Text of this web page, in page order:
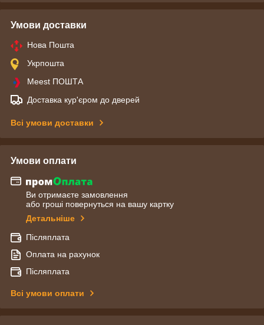
Умови доставки
Нова Пошта
Укрпошта
Meest ПОШТА
Доставка кур'єром до дверей
Всі умови доставки
Умови оплати
Ви отримаєте замовлення
або гроші повернуться на вашу картку
Детальніше
Післяплата
Оплата на рахунок
Післяплата
Всі умови оплати